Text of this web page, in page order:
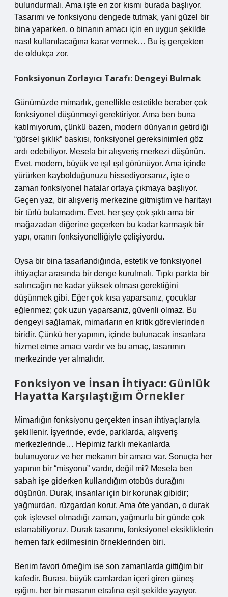
bulundurmalı. Ama işte en zor kısmı burada başlıyor.
Tasarımı ve fonksiyonu dengede tutmak, yani güzel bir
bina yaparken, o binanın amacı için en uygun şekilde
nasıl kullanılacağına karar vermek… Bu iş gerçekten
de oldukça zor.
Fonksiyonun Zorlayıcı Tarafı: Dengeyi Bulmak
Günümüzde mimarlık, genellikle estetikle beraber çok
fonksiyonel düşünmeyi gerektiriyor. Ama ben buna
katılmıyorum, çünkü bazen, modern dünyanın getirdiği
“görsel şıklık” baskısı, fonksiyonel gereksinimleri göz
ardı edebiliyor. Mesela bir alışveriş merkezi düşünün.
Evet, modern, büyük ve ışıl ışıl görünüyor. Ama içinde
yürürken kaybolduğunuzu hissediyorsanız, işte o
zaman fonksiyonel hatalar ortaya çıkmaya başlıyor.
Geçen yaz, bir alışveriş merkezine gitmiştim ve haritayı
bir türlü bulamadım. Evet, her şey çok şıktı ama bir
mağazadan diğerine geçerken bu kadar karmaşık bir
yapı, oranın fonksiyonelliğiyle çelişiyordu.
Oysa bir bina tasarlandığında, estetik ve fonksiyonel
ihtiyaçlar arasında bir denge kurulmalı. Tıpkı parkta bir
salıncağın ne kadar yüksek olması gerektiğini
düşünmek gibi. Eğer çok kısa yaparsanız, çocuklar
eğlenmez; çok uzun yaparsanız, güvenli olmaz. Bu
dengeyi sağlamak, mimarların en kritik görevlerinden
biridir. Çünkü her yapının, içinde bulunacak insanlara
hizmet etme amacı vardır ve bu amaç, tasarımın
merkezinde yer almalıdır.
Fonksiyon ve İnsan İhtiyacı: Günlük
Hayatta Karşılaştığım Örnekler
Mimarlığın fonksiyonu gerçekten insan ihtiyaçlarıyla
şekillenir. İşyerinde, evde, parklarda, alışveriş
merkezlerinde… Hepimiz farklı mekanlarda
bulunuyoruz ve her mekanın bir amacı var. Sonuçta her
yapının bir “misyonu” vardır, değil mi? Mesela ben
sabah işe giderken kullandığım otobüs durağını
düşünün. Durak, insanlar için bir korunak gibidir;
yağmurdan, rüzgardan korur. Ama öte yandan, o durak
çok işlevsel olmadığı zaman, yağmurlu bir günde çok
ıslanabiliyoruz. Durak tasarımı, fonksiyonel eksikliklerin
hemen fark edilmesinin örneklerinden biri.
Benim favori örneğim ise son zamanlarda gittiğim bir
kafedir. Burası, büyük camlardan içeri giren güneş
ışığını, her bir masanın etrafına eşit şekilde yayıyor.